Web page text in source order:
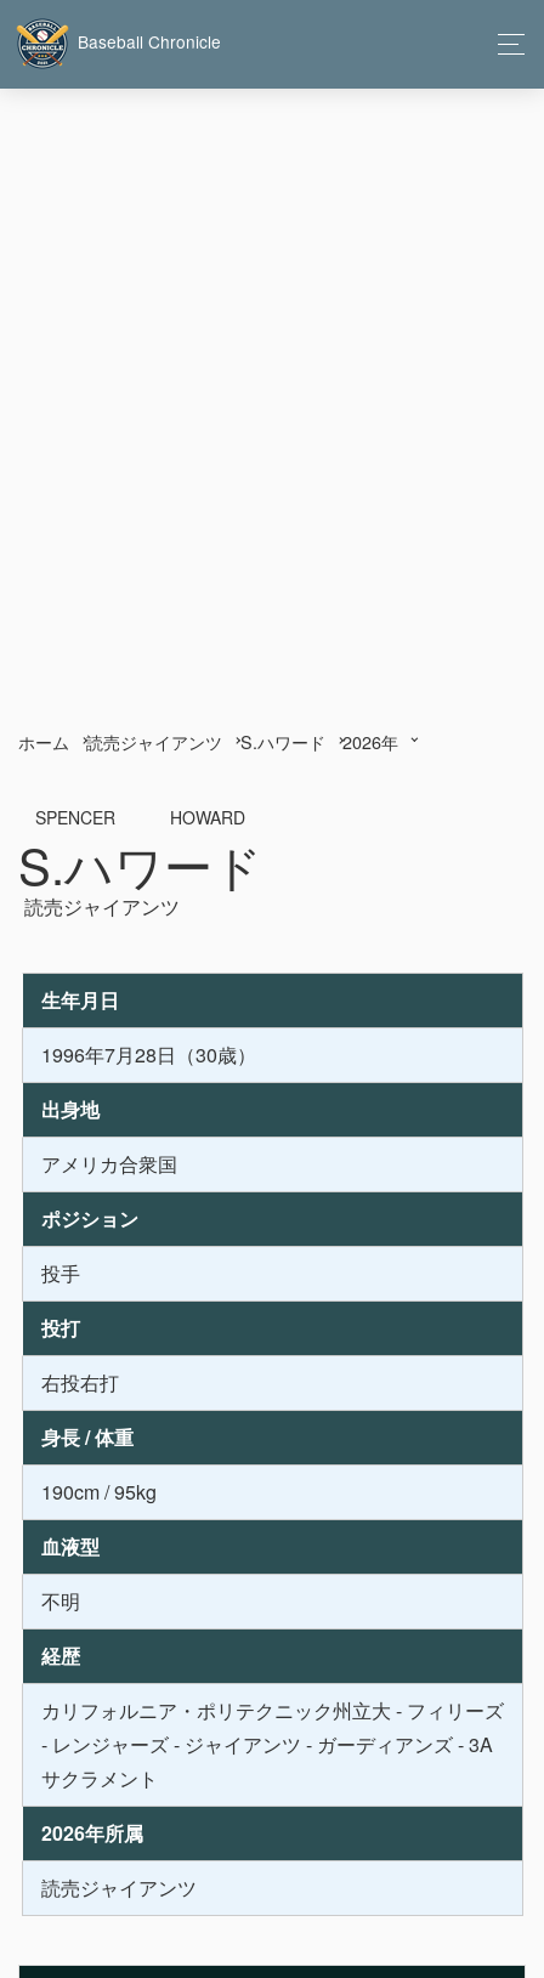
Baseball Chronicle
ホーム 読売ジャイアンツ S.ハワード 2026年
S.ハワード
SPENCER HOWARD
読売ジャイアンツ
生年月日
1996年7月28日（30歳）
出身地
アメリカ合衆国
ポジション
投手
投打
右投右打
身長 / 体重
190cm / 95kg
血液型
不明
経歴
カリフォルニア・ポリテクニック州立大 - フィリーズ
- レンジャーズ - ジャイアンツ - ガーディアンズ - 3A
サクラメント
2026年所属
読売ジャイアンツ